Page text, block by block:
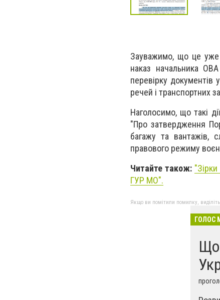
Зауважимо, що це уже
наказ начальника
перевірку
речей і транспортних
Наголосимо, що такі
"Про затвердження
багажу та вантажів,
правового режиму
Читайте також:
ГУР МО".
Якщо ви помітили помилку,
ГОЛОС
Що